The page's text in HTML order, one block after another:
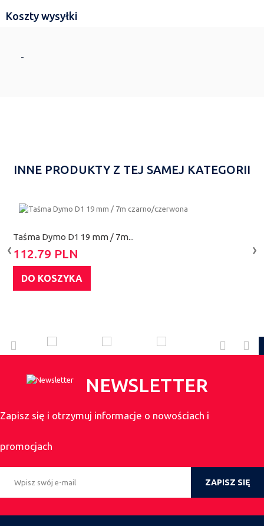
Koszty wysyłki
-
INNE PRODUKTY Z TEJ SAMEJ KATEGORII
Taśma Dymo D1 19 mm / 7m...
112.79 PLN
DO KOSZYKA
‹ ›
NEWSLETTER
Zapisz się i otrzymuj informacje o nowościach i
promocjach
ZAPISZ SIĘ